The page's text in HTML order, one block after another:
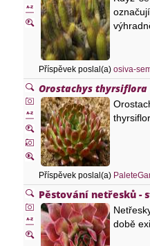
Příspěvek poslal(a)osiva-
Orostachys thyrsiflora
Příspěvek poslal(a)
Pěstování netřesků -
době